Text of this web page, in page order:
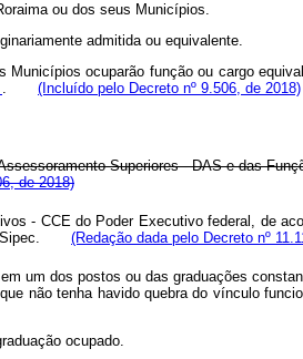
ou dos seus Municípios.
admitida ou equivalente.
ocuparão função ou cargo
. (Incluído pelo Decreto nº 9.506, de 2018)
Superiores - DAS e das
de 2018)
- CCE do Poder Executivo federal, de
- Sipec. (Redação dada pelo Decreto nº
um dos postos ou das graduações
não tenha havido quebra do vínculo
ocupado.